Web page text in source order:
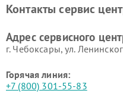
Siemens
Siemens
Контакты сервис
Адрес сервисного
г. Чебоксары, ул.
Горячая линия:
+7 (800) 301-55-83